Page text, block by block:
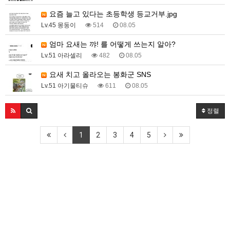
요즘 늘고 있다는 초등학생 등교거부.jpg
Lv.45 몽둥이 514 08.05
엄마 요새는 꺄! 를 어떻게 쓰는지 알아?
Lv.51 아라셀리 482 08.05
요새 치고 올라오는 봉화군 SNS
Lv.51 아기물티슈 611 08.05
정렬
1 2 3 4 5